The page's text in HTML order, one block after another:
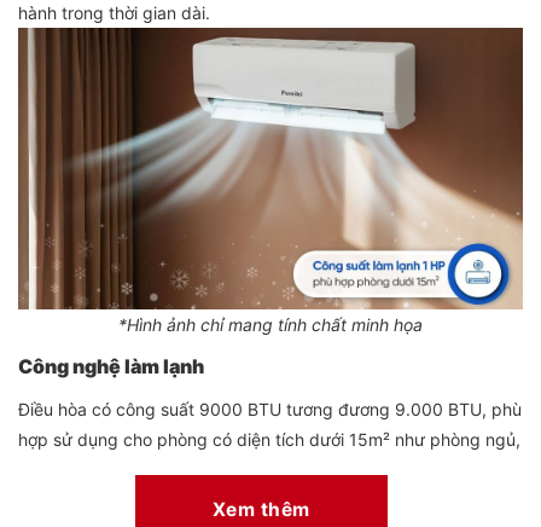
hành trong thời gian dài.
*Hình ảnh chỉ mang tính chất minh họa
Công nghệ làm lạnh
Điều hòa có công suất 9000 BTU tương đương 9.000 BTU, phù
hợp sử dụng cho phòng có diện tích dưới 15m² như phòng ngủ,
Chế độ Turbo+ giúp máy tăng cường công suất trong thời gian
Xem thêm